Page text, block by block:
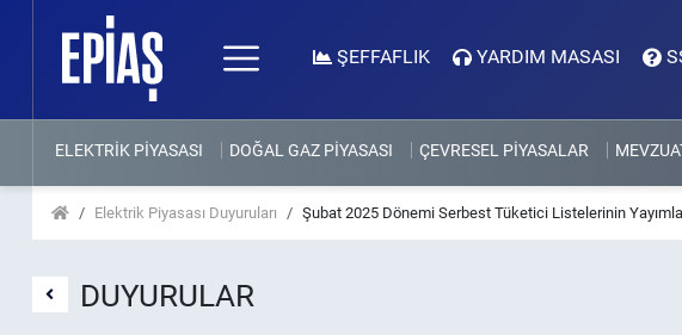
ŞEFFAFLIK YARDIM MASASI
ELEKTRİK PİYASASI DOĞAL GAZ PİYASASI ÇEVRESEL PİYASALAR
Elektrik Piyasası Duyuruları Şubat 2025 Dönemi Serbest Tüketici Listelerinin
DUYURULAR